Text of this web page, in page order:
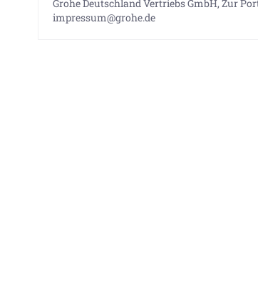
Grohe Deutschland Vertriebs GmbH, Zur
impressum@grohe.de